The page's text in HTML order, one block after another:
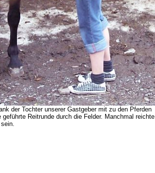
der Tochter unserer Gastgeber mit zu den Pferden
Reitrunde durch die Felder. Manchmal reichte